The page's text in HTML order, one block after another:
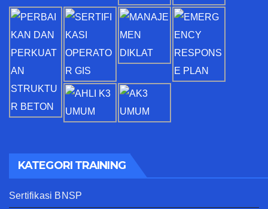
KATEGORI TRAINING
Sertifikasi BNSP